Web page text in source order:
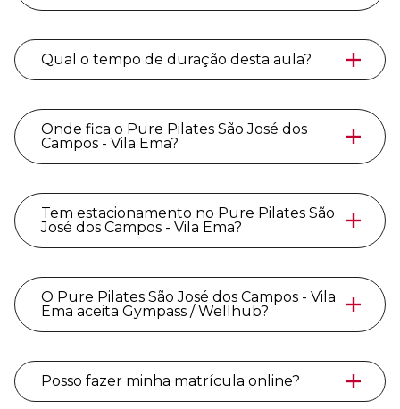
Qual o tempo de duração desta aula?
Onde fica o Pure Pilates São José dos
Campos - Vila Ema?
Tem estacionamento no Pure Pilates São
José dos Campos - Vila Ema?
O Pure Pilates São José dos Campos - Vila
Ema aceita Gympass / Wellhub?
Posso fazer minha matrícula online?